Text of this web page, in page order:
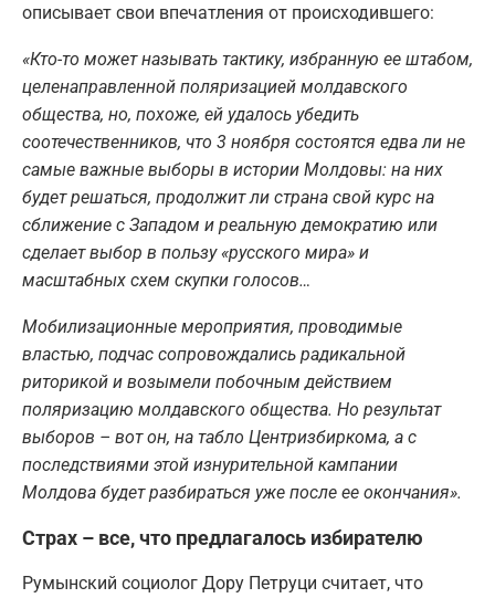
описывает свои впечатления от происходившего:
«Кто-то может называть тактику, избранную ее штабом,
целенаправленной поляризацией молдавского
общества, но, похоже, ей удалось убедить
соотечественников, что 3 ноября состоятся едва ли не
самые важные выборы в истории Молдовы: на них
будет решаться, продолжит ли страна свой курс на
сближение с Западом и реальную демократию или
сделает выбор в пользу «русского мира» и
масштабных схем скупки голосов…
Мобилизационные мероприятия, проводимые
властью, подчас сопровождались радикальной
риторикой и возымели побочным действием
поляризацию молдавского общества. Но результат
выборов – вот он, на табло Центризбиркома, а с
последствиями этой изнурительной кампании
Молдова будет разбираться уже после ее окончания».
Страх – все, что предлагалось избирателю
Румынский социолог Дору Петруци считает, что